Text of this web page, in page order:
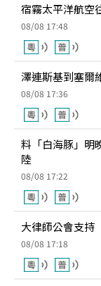
宿霧太平洋航空
08/08 17:48
澤連斯基到塞爾
08/08 17:36
料「白海豚」明
陸
08/08 17:22
大律師公會支持
08/08 17:18